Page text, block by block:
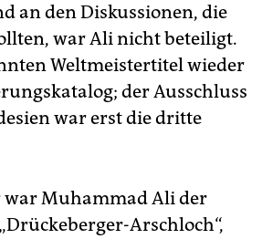
an den Diskussionen, die
war Ali nicht beteiligt.
Weltmeistertitel wieder
der Ausschluss
war erst die dritte
war Muhammad Ali der
Arschloch“,